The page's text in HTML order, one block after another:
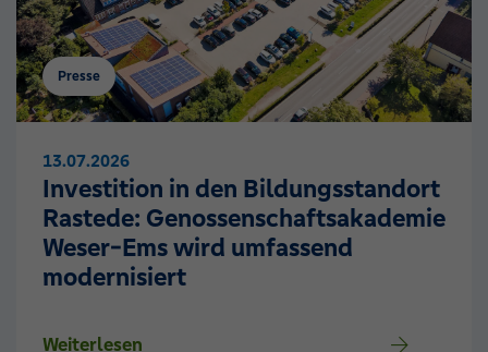
Presse
13.07.2026
Investition in den Bildungsstandort
Rastede: Genossenschaftsakademie
Weser-Ems wird umfassend
modernisiert
Weiterlesen